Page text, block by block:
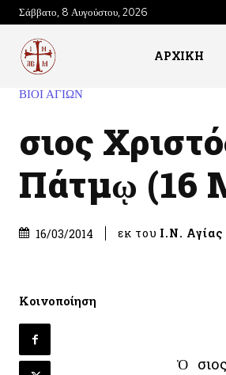
Σάββατο, 8 Αυγούστου, 2026
ΑΡΧΙΚΗ
ΒΙΟΙ ΑΓΙΩΝ
Ὅσιος
Πάτμῳ (16
16/03/2014 εκ του Ι.Ν.
Κοινοποίηση
Ὁ